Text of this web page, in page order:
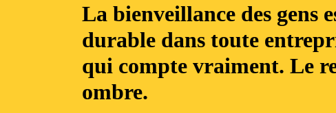
La bienveillance des gens
durable dans toute
qui compte vraiment. Le
ombre.